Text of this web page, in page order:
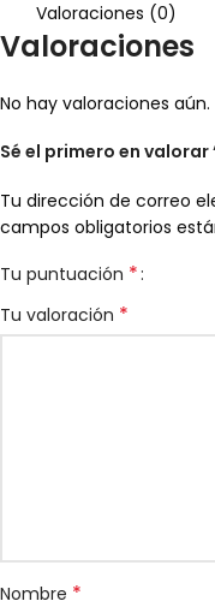
Valoraciones (0)
Valoraciones
No hay valoraciones aún.
Sé el primero en valorar
Tu dirección de correo
campos obligatorios
Tu puntuación *
Tu valoración *
Nombre *